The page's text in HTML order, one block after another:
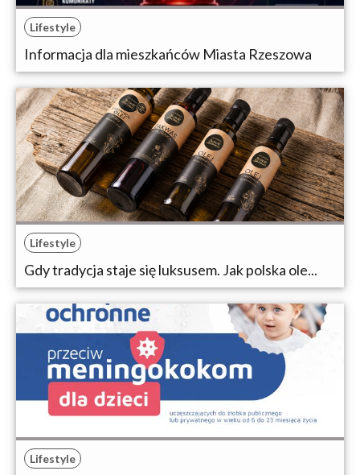
Lifestyle
Informacja dla mieszkańców Miasta Rzeszowa
Lifestyle
Gdy tradycja staje się luksusem. Jak polska ole...
Lifestyle